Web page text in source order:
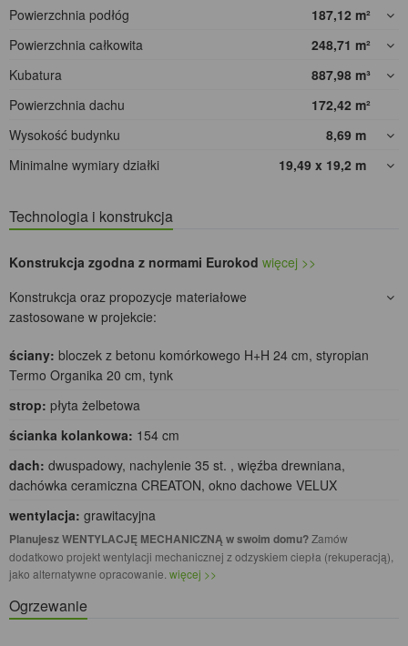
Powierzchnia podłóg
187,12 m²
Powierzchnia całkowita
248,71 m²
Kubatura
887,98 m³
Powierzchnia dachu
172,42 m²
Wysokość budynku
8,69 m
Minimalne wymiary działki
19,49 x 19,2 m
Technologia i konstrukcja
Konstrukcja zgodna z normami Eurokod więcej >>
Konstrukcja oraz propozycje materiałowe
zastosowane w projekcie:
ściany: bloczek z betonu komórkowego H+H 24 cm, styropian
Termo Organika 20 cm, tynk
strop: płyta żelbetowa
ścianka kolankowa: 154 cm
dach: dwuspadowy, nachylenie 35 st. , więźba drewniana,
dachówka ceramiczna CREATON, okno dachowe VELUX
wentylacja: grawitacyjna
Planujesz WENTYLACJĘ MECHANICZNĄ w swoim domu?Zamów
dodatkowo projekt wentylacji mechanicznej z odzyskiem ciepła (rekuperacją),
jako alternatywne opracowanie. więcej >>
Ogrzewanie